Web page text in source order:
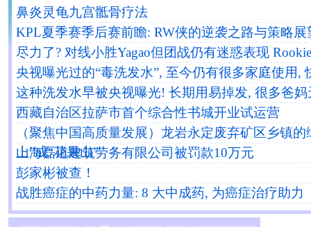
鼻炎灵龟九宫骶骨疗法
KPL夏季赛季后赛前瞻: RW侠的逆袭之路与策略展
尽力了? 对线小胜Yagao但团战仍有迷惑表现
央视曝光过的“毒洗发水”, 至今仍有很多家庭使用,
这种洗发水早被央视曝光! 长期用易掉发, 很多爸
西藏自治区拉萨市首个综合性书城开业试运营
（聚焦中国高质量发展）龙岩永定废弃矿区乡镇的
山”成“花果山”
上海磊道建筑劳务有限公司被罚款10万元
彭家彬被查！
战胜癌症的中药力量: 8 大中成药, 为癌症治疗助力